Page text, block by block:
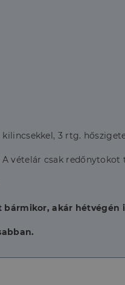
3 rtg.
vételár csak redőnytokot
akár hétvégén